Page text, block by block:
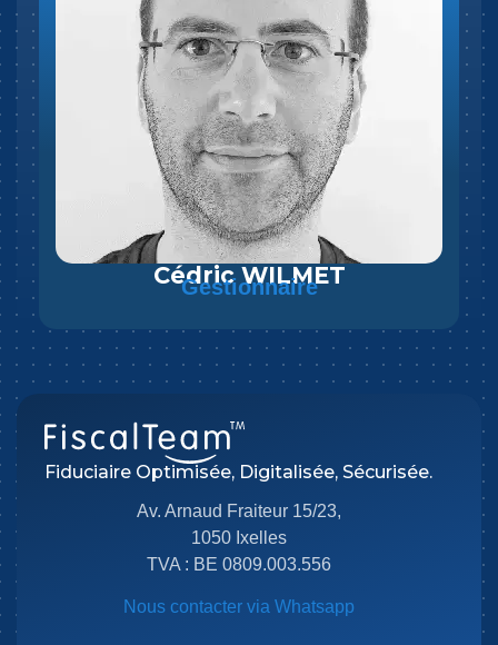
Cédric WILMET
Gestionnaire
Fiduciaire Optimisée, Digitalisée, Sécurisée.
Av. Arnaud Fraiteur 15/23,
1050 Ixelles
TVA : BE 0809.003.556
Nous contacter via Whatsapp